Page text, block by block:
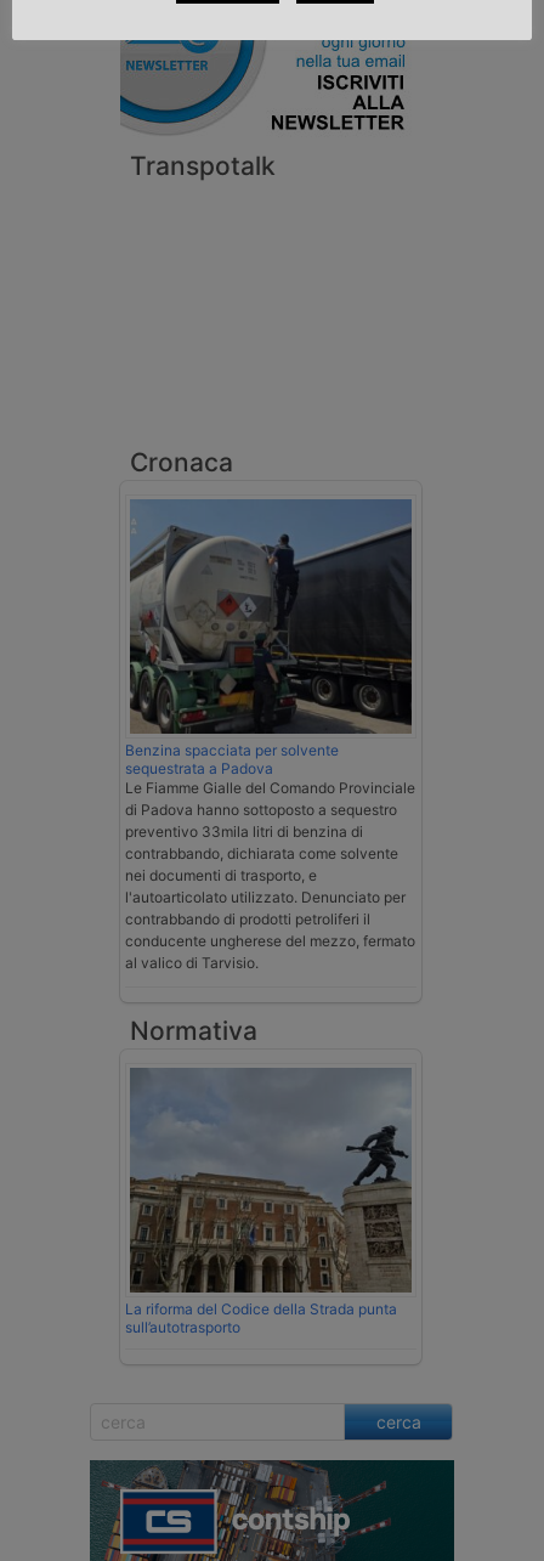
Transpotalk
Cronaca
Benzina spacciata per solvente
sequestrata a Padova
Le Fiamme Gialle del Comando Provinciale
di Padova hanno sottoposto a sequestro
preventivo 33mila litri di benzina di
contrabbando, dichiarata come solvente
nei documenti di trasporto, e
l'autoarticolato utilizzato. Denunciato per
contrabbando di prodotti petroliferi il
conducente ungherese del mezzo, fermato
al valico di Tarvisio.
Normativa
La riforma del Codice della Strada punta
sull’autotrasporto
cerca